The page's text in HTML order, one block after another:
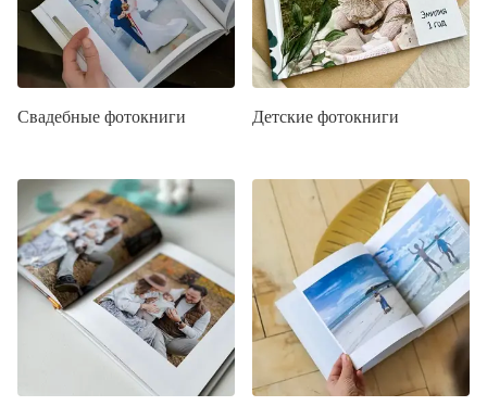
Свадебные фотокниги Детские фотокниги